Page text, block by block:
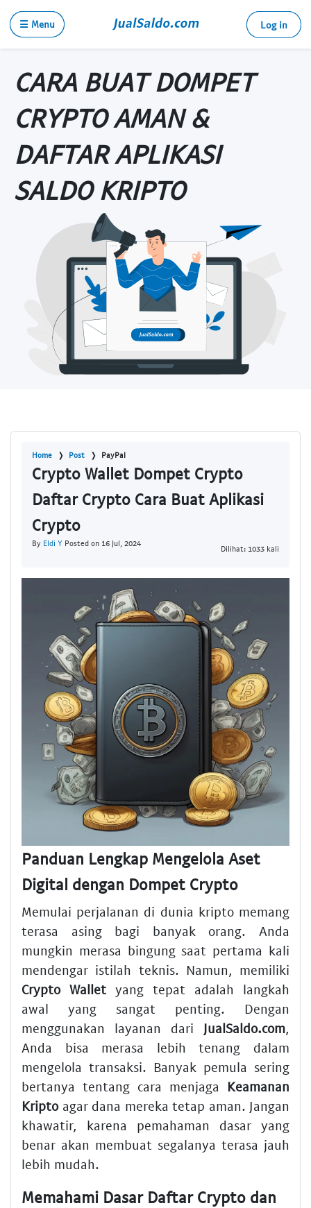
☰ Menu Log in
CARA BUAT DOMPET
CRYPTO AMAN &
DAFTAR APLIKASI
SALDO KRIPTO
Home Post PayPal
Crypto Wallet Dompet Crypto
Daftar Crypto Cara Buat Aplikasi
Crypto
By Eldi Y Posted on 16 Jul, 2024
Dilihat: 1033 kali
Panduan Lengkap Mengelola Aset
Digital dengan Dompet Crypto
Memulai perjalanan di dunia kripto memang
terasa asing bagi banyak orang. Anda
mungkin merasa bingung saat pertama kali
mendengar istilah teknis. Namun, memiliki
Crypto Wallet yang tepat adalah langkah
awal yang sangat penting. Dengan
menggunakan layanan dari JualSaldo.com,
Anda bisa merasa lebih tenang dalam
mengelola transaksi. Banyak pemula sering
bertanya tentang cara menjaga Keamanan
Kriptoagar dana mereka tetap aman. Jangan
khawatir, karena pemahaman dasar yang
benar akan membuat segalanya terasa jauh
lebih mudah.
Memahami Dasar Daftar Crypto dan